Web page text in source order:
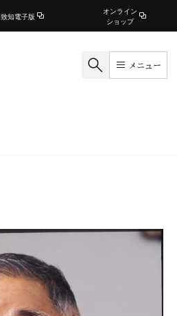
致知電子版
オンライン
ショップ
メニュー